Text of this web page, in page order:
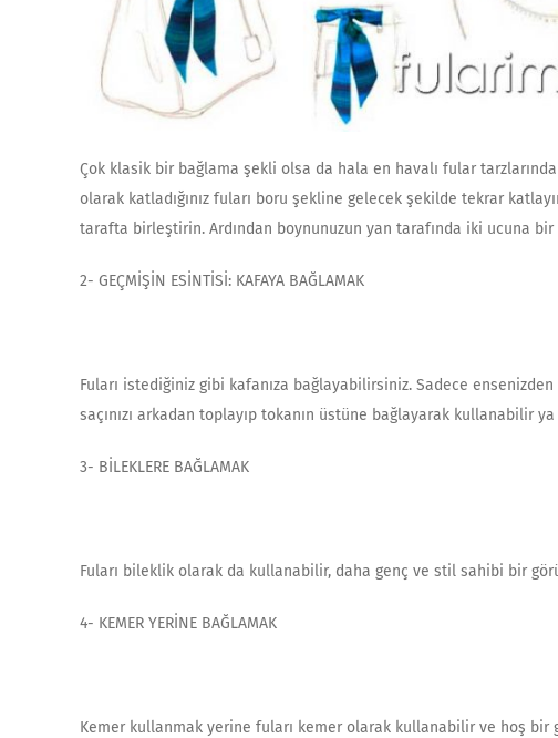
Çok klasik bir bağlama şekli olsa da hala en havalı fular
olarak katladığınız fuları boru şekline gelecek şekilde tekrar
tarafta birleştirin. Ardından boynunuzun yan tarafında iki ucuna
2- GEÇMİŞİN ESİNTİSİ: KAFAYA BAĞLAMAK
Fuları istediğiniz gibi kafanıza bağlayabilirsiniz. Sadece
saçınızı arkadan toplayıp tokanın üstüne bağlayarak kullanabilir
3- BİLEKLERE BAĞLAMAK
Fuları bileklik olarak da kullanabilir, daha genç ve stil sahibi bir
4- KEMER YERİNE BAĞLAMAK
Kemer kullanmak yerine fuları kemer olarak kullanabilir ve hoş bir